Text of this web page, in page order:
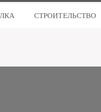
СТРОИТЕЛЬСТВО